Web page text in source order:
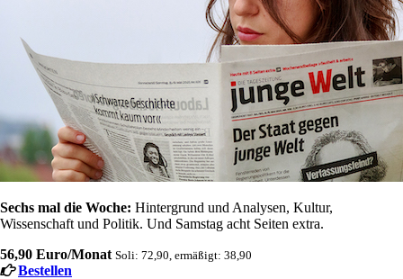
Sechs mal die Woche: Hintergrund und Analysen, Kultur,
Wissenschaft und Politik. Und Samstag acht Seiten extra.
56,90 Euro/Monat Soli: 72,90, ermäßigt: 38,90
Bestellen